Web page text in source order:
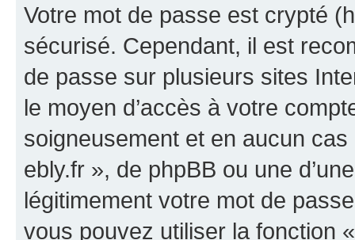
Votre mot de passe est crypté
sécurisé. Cependant, il est
de passe sur plusieurs sites
le moyen d’accès à votre
soigneusement et en aucun
ebly.fr », de phpBB ou une
légitimement votre mot de
vous pouvez utiliser la fonction